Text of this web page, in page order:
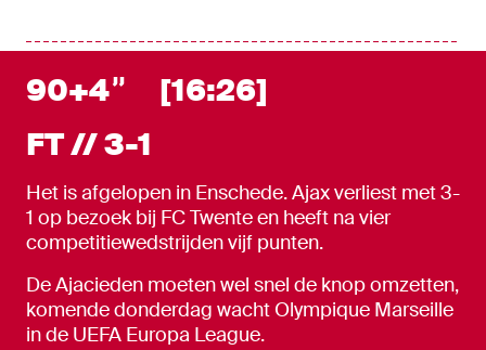
90+4
[16:26]
FT // 3-1
Het is afgelopen in Enschede. Ajax verliest met 3-
1 op bezoek bij FC Twente en heeft na vier
competitiewedstrijden vijf punten.
De Ajacieden moeten wel snel de knop omzetten,
komende donderdag wacht Olympique Marseille
in de UEFA Europa League.